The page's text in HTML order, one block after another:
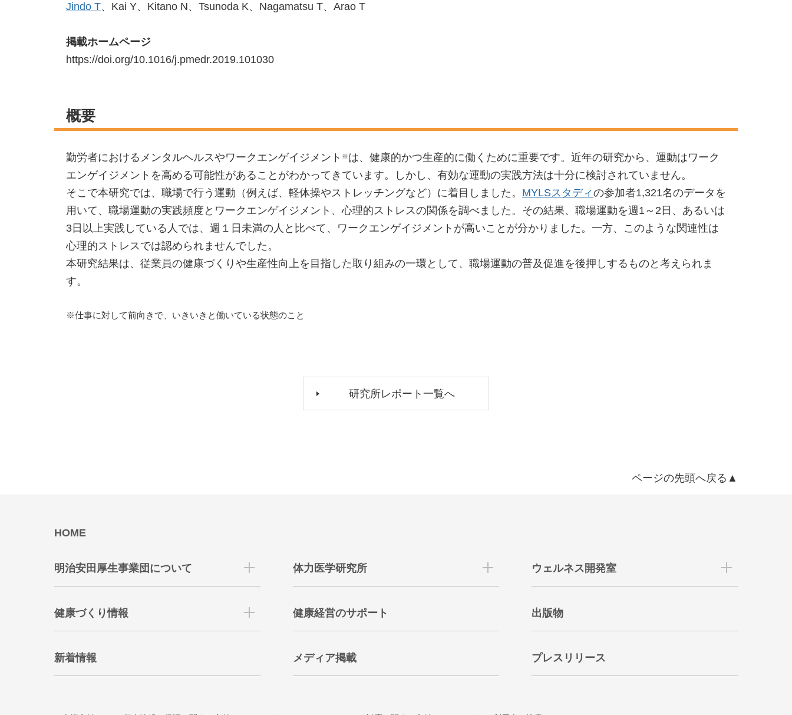
Jindo T、Kai Y、Kitano N、Tsunoda K、Nagamatsu T、Arao T
掲載ホームページ
https://doi.org/10.1016/j.pmedr.2019.101030
概要
勤労者におけるメンタルヘルスやワークエンゲイジメント ※は、健康的かつ生産的に働くために重要です。近年の研究から、運動はワーク
エンゲイジメントを高める可能性があることがわかってきています。しかし、有効な運動の実践方法は十分に検討されていません。
そこで本研究では、職場で行う運動（例えば、軽体操やストレッチングなど）に着目しました。 MYLSスタディの参加者1,321名のデータを
用いて、職場運動の実践頻度とワークエンゲイジメント、心理的ストレスの関係を調べました。その結果、職場運動を週1～2日、あるいは
3日以上実践している人では、週１日未満の人と比べて、ワークエンゲイジメントが高いことが分かりました。一方、このような関連性は
心理的ストレスでは認められませんでした。
本研究結果は、従業員の健康づくりや生産性向上を目指した取り組みの一環として、職場運動の普及促進を後押しするものと考えられま
す。
※仕事に対して前向きで、いきいきと働いている状態のこと
研究所レポート一覧へ
ページの先頭へ戻る▲
HOME
明治安田厚生事業団について 体力医学研究所 ウェルネス開発室
健康づくり情報 健康経営のサポート 出版物
新着情報 メディア掲載 プレスリリース